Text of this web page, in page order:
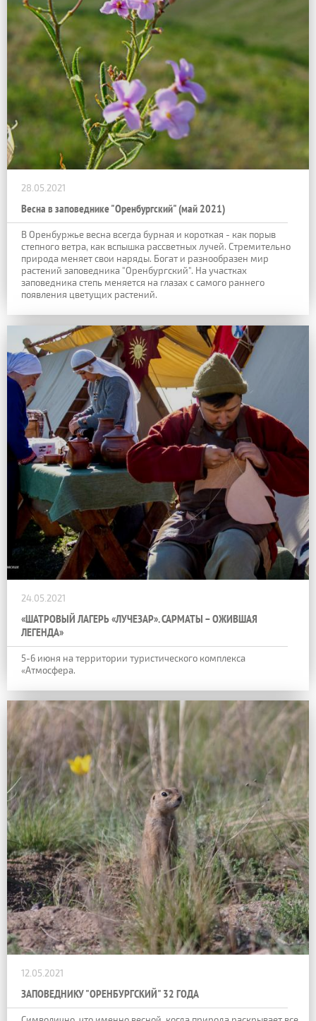
28.05.2021
Весна в заповеднике "Оренбургский" (май 2021)
В Оренбуржье весна всегда бурная и короткая - как порыв
степного ветра, как вспышка рассветных лучей. Стремительно
природа меняет свои наряды. Богат и разнообразен мир
растений заповедника "Оренбургский". На участках
заповедника степь меняется на глазах с самого раннего
появления цветущих растений.
24.05.2021
«ШАТРОВЫЙ ЛАГЕРЬ «ЛУЧЕЗАР». САРМАТЫ – ОЖИВШАЯ
ЛЕГЕНДА»
5-6 июня на территории туристического комплекса
«Атмосфера.
12.05.2021
ЗАПОВЕДНИКУ "ОРЕНБУРГСКИЙ" 32 ГОДА